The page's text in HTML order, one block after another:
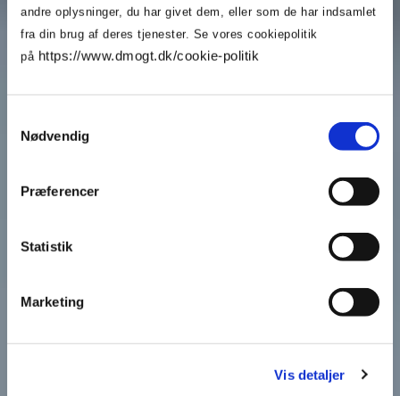
andre oplysninger, du har givet dem, eller som de har indsamlet
fra din brug af deres tjenester. Se vores cookiepolitik
på https://www.dmogt.dk/cookie-politik
Nødvendig
Præferencer
Statistik
Marketing
Vis detaljer